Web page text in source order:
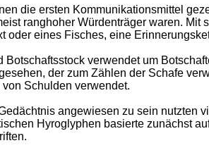
die ersten Kommunikationsmittel
ranghoher Würdenträger waren.
oder eines Fisches, eine
Botschaftsstock verwendet um
der zum Zählen der Schafe
Schulden verwendet.
angewiesen zu sein
Hyroglyphen basierte zunächst